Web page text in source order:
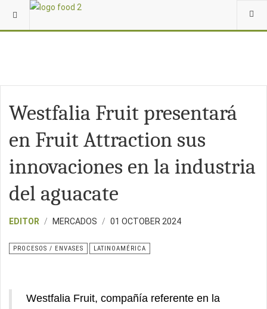
Westfalia Fruit presentará
en Fruit Attraction sus
innovaciones en la industria
del aguacate
EDITOR MERCADOS 01 OCTOBER 2024
PROCESOS / ENVASES LATINOAMÉRICA
Westfalia Fruit, compañía referente en la